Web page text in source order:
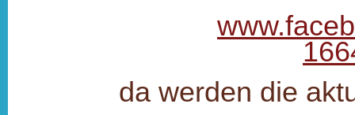
da werden die